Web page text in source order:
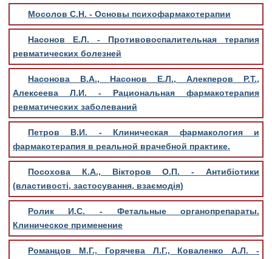
Мосолов С.Н. - Основы психофармакотерапии
Насонов Е.Л. - Противовоспалительная терапия
ревматических болезней
Насонова В.А., Насонов Е.Л., Алекперов Р.Т.,
Алексеева Л.И. - Рациональная фармакотерапия
ревматических заболеваний
Петров В.И. - Клиническая фармакология и
фармакотерапия в реальной врачебной практике.
Посохова К.А., Вікторов О.П. - Антибіотики
(властивості, застосування, взаємодія)
Ролик И.С. - Фетальные органопрепараты.
Клиническое применение
Романцов М.Г., Горячева Л.Г., Коваленко А.Л. -